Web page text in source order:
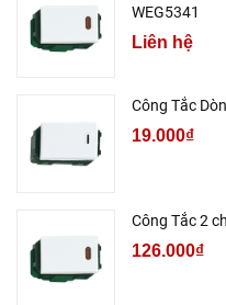
WEG5341
Liên hệ
Công Tắc
19.000₫
Công Tắc 2
126.000₫